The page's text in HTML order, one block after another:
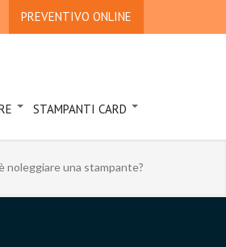
PREVENTIVO ONLINE
Management &
STAMPANTI CARD
comodato d'uso per
noleggiare una stampante?